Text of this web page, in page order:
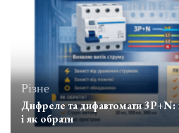
Різне
Дифреле та дифавтомати 3P+N:
і як обрати